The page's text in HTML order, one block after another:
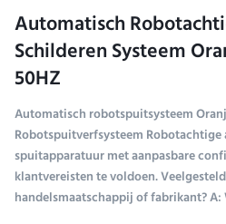
Automatisch
Schilderen Systeem
50HZ
Automatisch robotspuitsysteem
Robotspuitverfsysteem
spuitapparatuur met aanpasbare
klantvereisten te voldoen.
handelsmaatschappij of fabrikant?